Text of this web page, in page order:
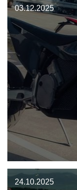
03.12.2025
24.10.2025